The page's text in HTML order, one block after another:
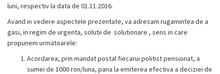
luni, respectiv la data de 01.11.2016.
Avand in vedere aspectele prezentate, va adresam rugamintea de a
gasi, in regim de urgenta, solutii de solutionare , sens in care
propunem urmatoarele:
Acordarea, prin mandat postal fiecarui politist pensionat, a
sumei de 1000 ron/luna, pana la emiterea efectiva a deciziei de